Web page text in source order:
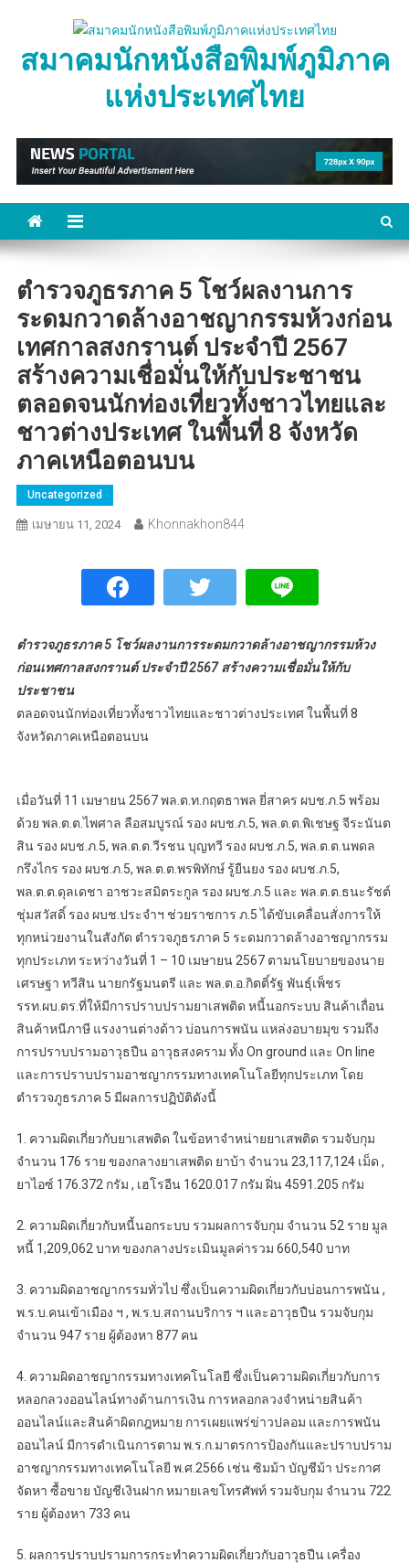
contentสมาคมนักหนังสือพิมพ์ภูมิภาค
แห่งประเทศไทย
ตำรวจภูธรภาค 5 โชว์ผลงานการ
ระดมกวาดล้างอาชญากรรมห้วงก่อน
เทศกาลสงกรานต์ ประจำปี 2567
สร้างความเชื่อมั่นให้กับประชาชน
ตลอดจนนักท่องเที่ยวทั้งชาวไทยและ
ชาวต่างประเทศ ในพื้นที่ 8 จังหวัด
ภาคเหนือตอนบน
Uncategorized
เมษายน 11, 2024 Khonnakhon844
ตำรวจภูธรภาค 5 โชว์ผลงานการระดมกวาดล้างอาชญากรรมห้วง
ก่อนเทศกาลสงกรานต์ ประจำปี 2567 สร้างความเชื่อมั่นให้กับ
ประชาชน
ตลอดจนนักท่องเที่ยวทั้งชาวไทยและชาวต่างประเทศ ในพื้นที่ 8
จังหวัดภาคเหนือตอนบน
เมื่อวันที่ 11 เมษายน 2567 พล.ต.ท.กฤตธาพล ยี่สาคร ผบช.ภ.5 พร้อม
ด้วย พล.ต.ต.ไพศาล ลือสมบูรณ์ รอง ผบช.ภ.5, พล.ต.ต.พิเชษฐ จีระนันต
สิน รอง ผบช.ภ.5, พล.ต.ต.วีรชน บุญทวี รอง ผบช.ภ.5, พล.ต.ต.นพดล
กรึงไกร รอง ผบช.ภ.5, พล.ต.ต.พรพิทักษ์ รู้ยืนยง รอง ผบช.ภ.5,
พล.ต.ต.ดุลเดชา อาชวะสมิตระกูล รอง ผบช.ภ.5 และ พล.ต.ต.ธนะรัชต์
ชุ่มสวัสดิ์ รอง ผบช.ประจำฯ ช่วยราชการ ภ.5 ได้ขับเคลื่อนสั่งการให้
ทุกหน่วยงานในสังกัด ตำรวจภูธรภาค 5 ระดมกวาดล้างอาชญากรรม
ทุกประเภท ระหว่างวันที่ 1 – 10 เมษายน 2567 ตามนโยบายของนาย
เศรษฐา ทวีสิน นายกรัฐมนตรี และ พล.ต.อ.กิตติ์รัฐ พันธุ์เพ็ชร
รรท.ผบ.ตร.ที่ให้มีการปราบปรามยาเสพติด หนี้นอกระบบ สินค้าเถื่อน
สินค้าหนีภาษี แรงงานต่างด้าว บ่อนการพนัน แหล่งอบายมุข รวมถึง
การปราบปรามอาวุธปืน อาวุธสงคราม ทั้ง On ground และ On line
และการปราบปรามอาชญากรรมทางเทคโนโลยีทุกประเภท โดย
ตำรวจภูธรภาค 5 มีผลการปฏิบัติดังนี้
1. ความผิดเกี่ยวกับยาเสพติด ในข้อหาจำหน่ายยาเสพติด รวมจับกุม
จำนวน 176 ราย ของกลางยาเสพติด ยาบ้า จำนวน 23,117,124 เม็ด ,
ยาไอซ์ 176.372 กรัม , เฮโรอีน 1620.017 กรัม ฝิ่น 4591.205 กรัม
2. ความผิดเกี่ยวกับหนี้นอกระบบ รวมผลการจับกุม จำนวน 52 ราย มูล
หนี้ 1,209,062 บาท ของกลางประเมินมูลค่ารวม 660,540 บาท
3. ความผิดอาชญากรรมทั่วไป ซึ่งเป็นความผิดเกี่ยวกับบ่อนการพนัน ,
พ.ร.บ.คนเข้าเมือง ฯ , พ.ร.บ.สถานบริการ ฯ และอาวุธปืน รวมจับกุม
จำนวน 947 ราย ผู้ต้องหา 877 คน
4. ความผิดอาชญากรรมทางเทคโนโลยี ซึ่งเป็นความผิดเกี่ยวกับการ
หลอกลวงออนไลน์ทางด้านการเงิน การหลอกลวงจำหน่ายสินค้า
ออนไลน์และสินค้าผิดกฎหมาย การเผยแพร่ข่าวปลอม และการพนัน
ออนไลน์ มีการดำเนินการตาม พ.ร.ก.มาตรการป้องกันและปราบปราม
อาชญากรรมทางเทคโนโลยี พ.ศ.2566 เช่น ซิมม้า บัญชีม้า ประกาศ
จัดหา ซื้อขาย บัญชีเงินฝาก หมายเลขโทรศัพท์ รวมจับกุม จำนวน 722
ราย ผู้ต้องหา 733 คน
5. ผลการปราบปรามการกระทำความผิดเกี่ยวกับอาวุธปืน เครื่อง